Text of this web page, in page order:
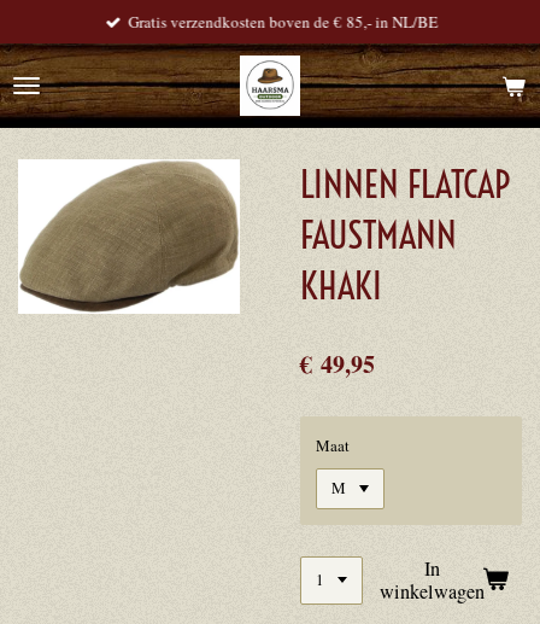
direct
naar
de
Gratis verzendkosten boven de € 85,- in NL/BE
LINNEN FLATCAP
FAUSTMANN
KHAKI
€ 49,95
Maat
In
winkelwagen